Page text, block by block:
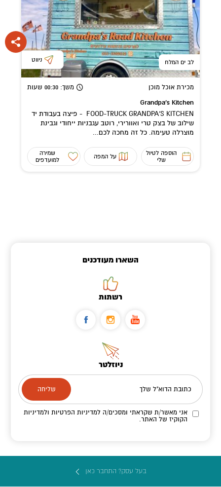
לב ים המלח ניווט
מכירת אוכל מוכן משך: 00:30 שעות
Grandpa's Kitchen
FOOD-TRUCK GRANDPA'S KITCHEN - פיצה בעבודת יד
שילוב של בצק טרי ואוורירי, רוטב עגבניות ייחודי וגבינת
מוצרלה טעימה. כל זה מחכה לכם...
הוספה לטיול
שלי
על המפה
שמירה
למועדפים
השארו מעודכנים
רשתות
ניוזלטר
כתובת הדוא"ל שלך
אני מאשר/ת שקראתי ומסכים/הלמדיניות הפרטיות ולמדיניות
הקוקיז של האתר.
בעל עסק? התחבר כאן